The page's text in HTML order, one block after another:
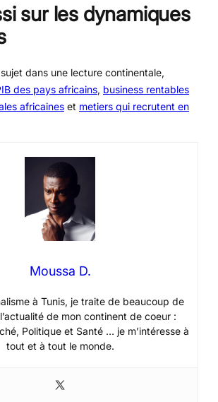
sur les dynamiques
dans une lecture continentale,
des pays africains, business rentables
africaines et metiers qui recrutent en
Moussa D.
à Tunis, je traite de beaucoup de
de mon continent de coeur :
Politique et Santé … je m’intéresse à
tout et à tout le monde.